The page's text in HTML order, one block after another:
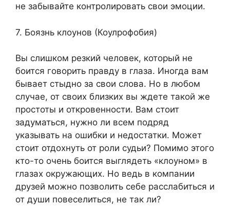
не забывайте контролировать свои эмоции.
7. Боязнь клоунов (Коулрофобия)
Вы слишком резкий человек, который не
боится говорить правду в глаза. Иногда вам
бывает стыдно за свои слова. Но в любом
случае, от своих близких вы ждете такой же
простоты и откровенности. Вам стоит
задуматься, нужно ли всем подряд
указывать на ошибки и недостатки. Может
стоит отдохнуть от роли судьи? Помимо этого
кто-то очень боится выглядеть «клоуном» в
глазах окружающих. Но ведь в компании
друзей можно позволить себе расслабиться и
от души повеселиться, не так ли?